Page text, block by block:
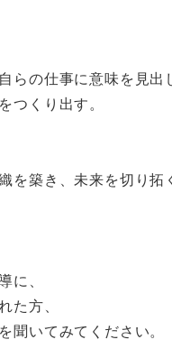
らの仕事に意味を見出
つくり出す。
を築き、未来を切り拓
に、
た方、
聞いてみてください。